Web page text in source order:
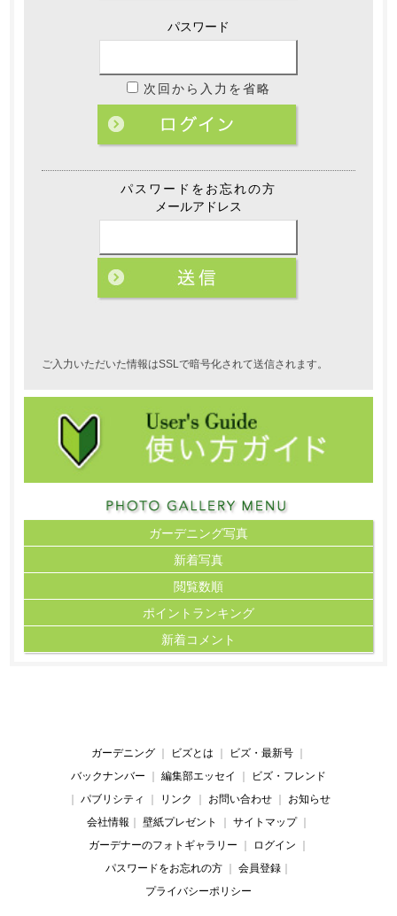
パスワード
次回から入力を省略
パスワードをお忘れの方
メールアドレス
ご入力いただいた情報はSSLで暗号化されて送信されます。
ガーデニング写真
新着写真
閲覧数順
ポイント ランキング
新着コメント
ガーデニング｜ ビズとは ｜ ビズ・最新号｜
バックナンバー ｜ 編集部エッセイ ｜
ビズ・フレンド
｜ パブリシティ ｜ リンク ｜ お問い合わせ｜
お知らせ
会社情報 ｜ 壁紙プレゼント ｜ サイトマップ｜
ガーデナーのフォトギャラリー ｜ ログイン ｜
パスワードをお忘れの方 ｜ 会員登録 ｜
プライバシーポリシー